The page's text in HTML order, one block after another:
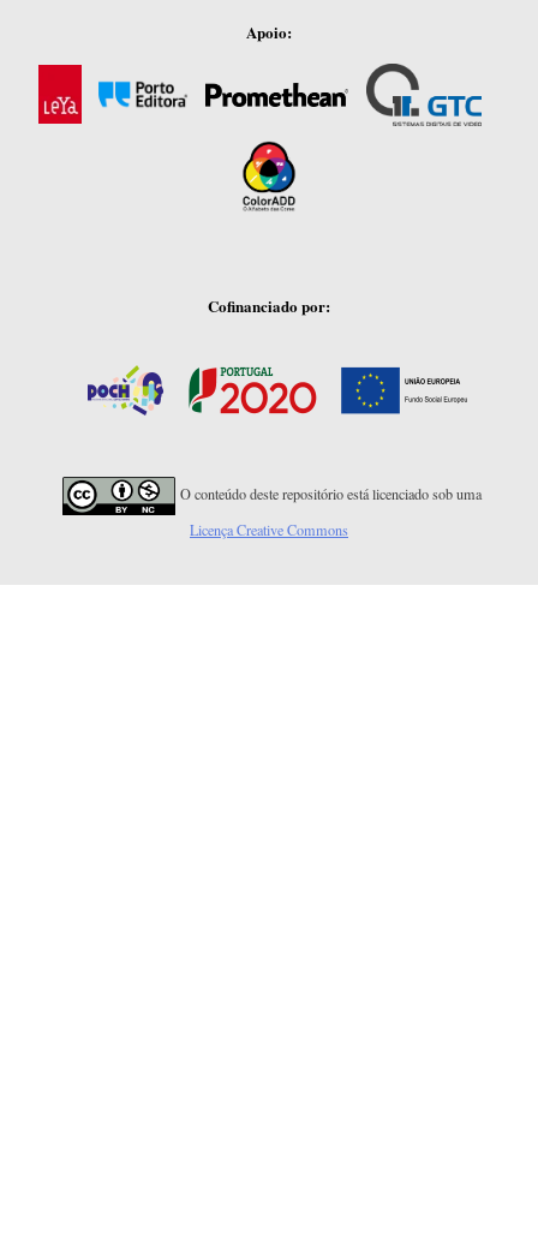
Apoio:
Cofinanciado por:
O conteúdo deste repositório está licenciado sob uma
Licença Creative Commons